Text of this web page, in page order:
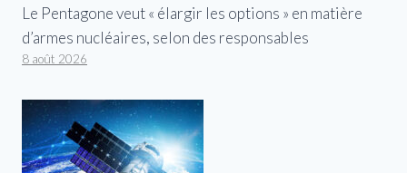
Le Pentagone veut « élargir les options » en matière
d’armes nucléaires, selon des responsables
8 août 2026